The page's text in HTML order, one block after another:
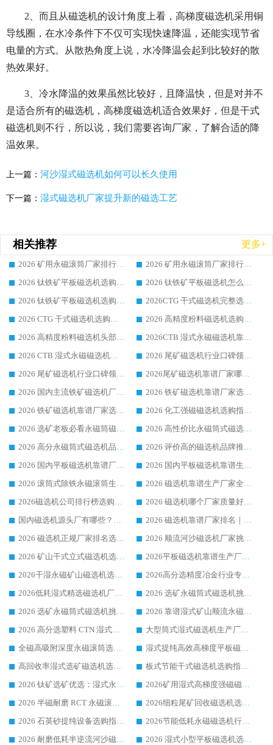
2、而且从磁选机的设计角度上看，高梯度磁选机采用铜
导线圈，在水冷条件下不仅可实现快速降温，还能实现节省
电量的方式。从散热角度上说，水冷降温会起到比较好的散
热效果好。
3、冷水降温的效果虽然比较好，且降温快，但是对并不
是适合所有的磁选机，高梯度磁选机适合效果好，但是干式
磁选机则不行，所以说，我们需要咨询厂家，了解合适的降
温效果。
上一篇： 河沙湿式磁选机如何可以长久使用
下一篇： 湿式磁选机厂家提升新的磁选工艺
相关推荐 更多+
2026 矿用永磁滚筒厂家排行榜选购干货指南 行业口碑标杆华体会手机网页版-华体会(中国) 实力出众
2026 矿用永磁滚筒厂家排行榜选购指南，行业口碑领域强者华体会手机网页版-华体会(中国)
2026 钛铁矿平板磁选机选购全攻略 市场公认优质品牌厂家实力排行榜
2026 钛铁矿平板磁选机怎么选 靠谱生产企业实力排行榜选购参考攻略
2026 钛铁矿平板磁选机选购指南 行业口碑优选品牌生产企业实力排行榜
2026CTG 干式磁选机完整选购指南 行业口碑顶尖靠谱生产龙头厂家实力推荐
2026 CTG 干式磁选机选购指南|行业口碑靠谱生产厂家领域强者推荐
2026 高精度粉料磁选机选购全攻略 行业优质品牌华体会手机网页版-华体会(中国) 实力深度解析
2026 高精度粉料磁选机头部厂家选购指南 行业口碑靠谱品牌推荐 领域强者华体会手机网页版-华体会(中国) 解析
2026CTB 湿式永磁磁选机靠谱厂家实力排行榜 铁矿选矿设备采购全流程选购指南
2026 CTB 湿式永磁磁选机选购指南|行业口碑良好品牌推荐，领域强者华体会手机网页版-华体会(中国)
2026 尾矿磁选机行业口碑领域强者，源头直供国内主流厂家华体会手机网页版-华体会(中国) 一站式服务
2026 尾矿磁选机行业口碑领域强者，源头直供国内主流厂家华体会手机网页版-华体会(中国) 一站式服务
2026尾矿磁选机靠谱厂家哪家好 行业口碑领域强者华体会手机网页版-华体会(中国) 推荐
2026 国内主流铁矿磁选机厂家选购指南|行业口碑好品牌推荐，领域强者华体会手机网页版-华体会(中国)
2026 铁矿磁选机靠谱厂家选购全攻略 行业标杆华体会手机网页版-华体会(中国) 设备性价比出众
2026 铁矿磁选机靠谱厂家选购指南，领域强者华体会手机网页版-华体会(中国) 铁矿磁选机性价比高
2026 化工强磁磁选机选购指南 5 家行业口碑靠谱厂家领域强者推荐
2026 选矿老板必看永磁筒磁选机推荐 行业头部品牌口碑设备选购全攻略
2026 高性价比永磁筒式磁选机品牌盘点 行业强者口碑实测选购完整指南
2026 高分永磁筒式磁选机品牌推荐 选矿设备强者对比测评采购避坑全攻略
2026 评价高的磁选机品牌推荐选购指南，永磁筒式磁选机设备领域强者全景行业口碑解析
2026 国内平板磁选机靠谱厂家排名 行业实测口碑设备按需选购全指南
2026 国内平板磁选机靠谱生产厂家推荐排名|行业口碑选购指南，领域强者按需选设备
2026 滚筒式除铁永磁滚筒生产厂家推荐排名|行业口碑选购指南，领域强者源头厂商精选
2026 磁选机靠谱生产厂家全梳理 分场景选型行业头部品牌选购参考攻略
2026磁选机公司排行榜选购指南|正规源头厂家推荐，领域强者高性价比靠谱信赖品牌
2026 磁选机哪个厂家质量好？十大靠谱磁电企业排名选购指南
国内磁选机源头厂有哪些？2026 综合实力排名与采购避坑技巧
2026 磁选机靠谱厂家排名｜华体会手机网页版-华体会(中国) 高性价比磁选机磁电品牌
2026 磁选机正规厂家排名选购指南|行业口碑信赖品牌推荐性价比高靠谱磁电企业
2026 顺流河沙磁选机厂家挑选攻略 | 业内口碑龙头企业高性价比品牌推荐
2026 矿山干式立式磁选机选型攻略 梳理深耕磁电装备多年靠谱生产厂商
2026平板磁选机靠谱生产厂家选购指南 行业口碑良好品牌推荐 磁电领域实力强者
2026干湿永磁矿山磁选机选型攻略 优质生产厂家排名 选矿领域高口碑品牌推荐指南
2026高分选精度冶金行业专用磁选机生产厂家,干湿式磁选机源头供应商推荐
2026低耗湿式精​选磁选机厂家怎么选?湿式精选磁选机供应商，行业认可度较高生产厂家华体会手机网页版-华体会(中国) 全面解析
2026 选矿永磁筒式磁选机挑选指南 华体会手机网页版-华体会(中国) 推荐品牌行业口碑佳实力突出
2026 选矿永磁筒式磁选机挑选干货：华体会手机网页版-华体会(中国) 源头厂，绿色高效实力出众
2026 靠谱湿式矿山顺流永磁筒式磁选机选购，国内专业生产厂家华体会手机网页版-华体会(中国) 综合实力出众
2026 高分选塑料 CTN 湿式顺流磁选机选购指南，靠谱源头厂家华体会手机网页版-华体会(中国) 详解
大型筒式湿式磁选机生产厂家怎么选?华体会手机网页版-华体会(中国) 设备口碑广受行业认可
全磁高吸附深度永磁滚筒选购指南 业内口碑稳定磁电设备生产厂家详细推荐
湿式提纯高效高梯度平板磁选机靠谱设备源头厂商华体会手机网页版-华体会(中国) 综合测评
高回收率湿式选矿磁选机选购指南 业内口碑磁电设备生产厂家实力解析
板式节能干式磁选机选购指南，源头生产厂家华体会手机网页版-华体会(中国) 综合实力可观
2026 钛矿选矿优选：湿式永磁筒式磁选机源头厂家华体会手机网页版-华体会(中国) 综合解析
2026矿用湿式高梯度强磁磁选机选购指南，临朐靠谱磁电生产厂家华体会手机网页版-华体会(中国) 详解
2026 半磁耐磨 RCT 永磁滚筒选购指南，临朐源头生产厂家华体会手机网页版-华体会(中国) 实测分享
2026细粒尾矿回收磁选机选购指南 产业集群优质生产厂家华体会手机网页版-华体会(中国) 解析
2026 石英砂提纯设备选购指南：华体会手机网页版-华体会(中国) 提纯磁选机厂家综合解读
2026节能低耗永磁磁选机行业优选标杆 临朐华体会手机网页版-华体会(中国) 专业生产厂家
2026 耐磨低耗半逆流河沙磁选机选购指南 临朐产业集群源头厂华体会手机网页版-华体会(中国) 详细解析
2026 湿式小型平板磁选机选矿适配设备 临朐华体会手机网页版-华体会(中国) 实体生产厂家直供